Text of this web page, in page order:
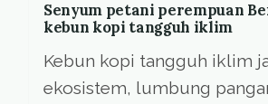
Senyum petani perempuan
kebun kopi tangguh iklim
Kebun kopi tangguh iklim
ekosistem, lumbung